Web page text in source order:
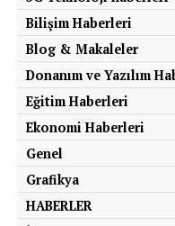
Yerli ve Milli
Zorunluluğu
Dış kaynaklı yapay
beraberinde veri
önemli tartışmaları da
devlet kurumları, kritik
konusu olduğunda, bu
Bilişim Haberleri
Blog & Makaleler
Donanım ve Yazılım
Eğitim Haberleri
Ekonomi Haberleri
Genel
Grafikya
HABERLER